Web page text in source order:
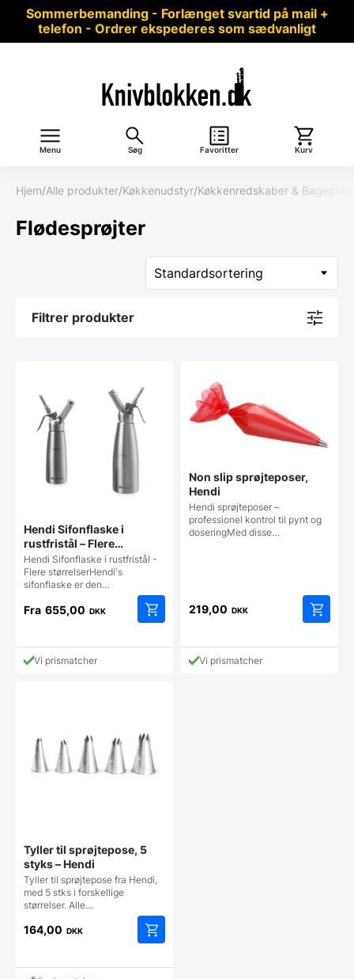
Sommerbemanding - Forlænget svartid på mail +
telefon - Ordrer ekspederes som sædvanligt
Menu Søg Favoritter Kurv
Hjem/Alle produkter/Køkkenudstyr/Køkkenredskaber &
Flødesprøjter
Filtrer produkter
Hendi Sifonflaske i
rustfristål – Flere
størrelser
Hendi Sifonflaske i rustfristål -
Flere størrelserHendi's
sifonflaske er den…
Fra 655,00 DKK
vare
vælges
på
varesiden
Vi prismatcher
Non slip sprøjteposer,
Hendi
Hendi sprøjteposer –
professionel kontrol til pynt og
doseringMed disse…
219,00 DKK
Vi prismatcher
Tyller til sprøjtepose, 5
styks – Hendi
Tyller til sprøjtepose fra Hendi,
med 5 stks i forskellige
størrelser. Alle…
164,00 DKK